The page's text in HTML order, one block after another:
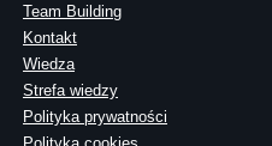
Team Building
Kontakt
Wiedza
Strefa wiedzy
Polityka prywatności